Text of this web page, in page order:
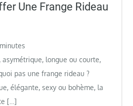
Une Frange Rideau
minutes
longue ou courte,
pas une frange rideau ?
élégante, sexy ou bohème, la
[…]